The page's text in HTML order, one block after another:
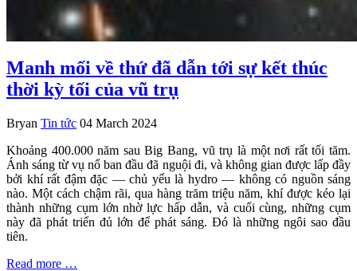
Manh mối về thứ đã dẫn tới sự kết thúc
thời kỳ tối của vũ trụ
Bryan Tin tức 04 March 2024
Khoảng 400.000 năm sau Big Bang, vũ trụ là một nơi rất tối tăm.
Ánh sáng từ vụ nổ ban đầu đã nguội đi, và không gian được lấp đầy
bởi khí rất đậm đặc — chủ yếu là hydro — không có nguồn sáng
nào. Một cách chậm rãi, qua hàng trăm triệu năm, khí được kéo lại
thành những cụm lớn nhờ lực hấp dẫn, và cuối cùng, những cụm
này đã phát triển đủ lớn để phát sáng. Đó là những ngôi sao đầu
tiên.
Read more …